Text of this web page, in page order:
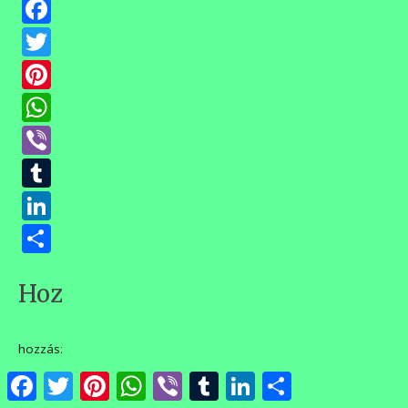
Hozzászólások
hozzászólás
FacebookTwitter PinterestWhatsApp
Viber Tumblr LinkedIn